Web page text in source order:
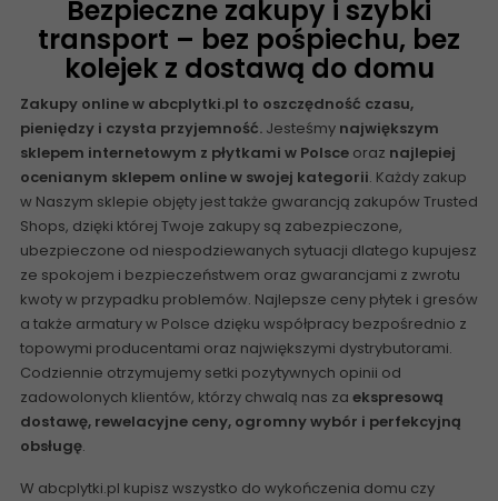
Bezpieczne zakupy i szybki
transport – bez pośpiechu, bez
kolejek z dostawą do domu
Zakupy online w abcplytki.pl to oszczędność czasu,
pieniędzy i czysta przyjemność. Jesteśmy największym
sklepem internetowym z płytkami w Polsce oraz najlepiej
ocenianym sklepem online w swojej kategorii. Każdy zakup
w Naszym sklepie objęty jest także gwarancją zakupów Trusted
Shops, dzięki której Twoje zakupy są zabezpieczone,
ubezpieczone od niespodziewanych sytuacji dlatego kupujesz
ze spokojem i bezpieczeństwem oraz gwarancjami z zwrotu
kwoty w przypadku problemów. Najlepsze ceny płytek i gresów
a także armatury w Polsce dzięku współpracy bezpośrednio z
topowymi producentami oraz największymi dystrybutorami.
Codziennie otrzymujemy setki pozytywnych opinii od
zadowolonych klientów, którzy chwalą nas za ekspresową
dostawę, rewelacyjne ceny, ogromny wybór i perfekcyjną
obsługę.
W abcplytki.pl kupisz wszystko do wykończenia domu czy